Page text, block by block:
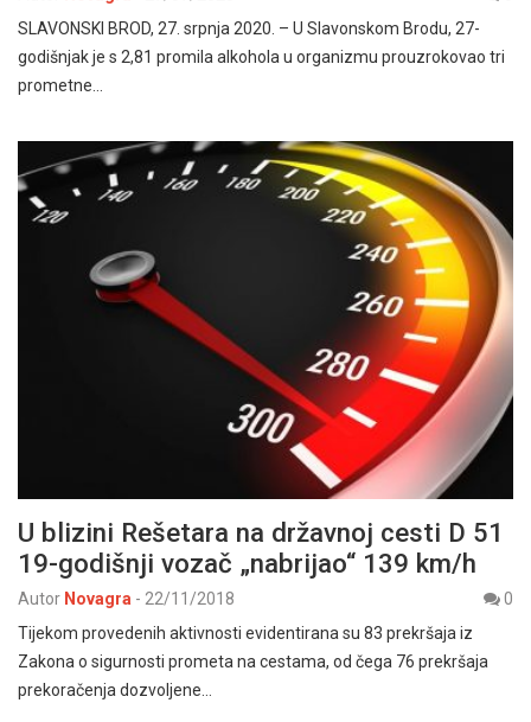
SLAVONSKI BROD, 27. srpnja 2020. – U Slavonskom Brodu, 27-
godišnjak je s 2,81 promila alkohola u organizmu prouzrokovao tri
prometne…
U blizini Rešetara na državnoj cesti D 51
19-godišnji vozač „nabrijao“ 139 km/h
Autor Novagra - 22/11/2018
0
Tijekom provedenih aktivnosti evidentirana su 83 prekršaja iz
Zakona o sigurnosti prometa na cestama, od čega 76 prekršaja
prekoračenja dozvoljene…